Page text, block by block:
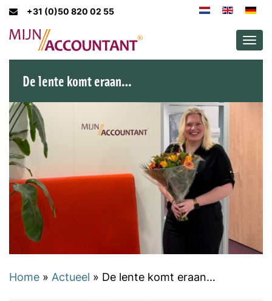
+31 (0)50 820 02 55
De lente komt eraan…
Home » Actueel » De lente komt eraan…